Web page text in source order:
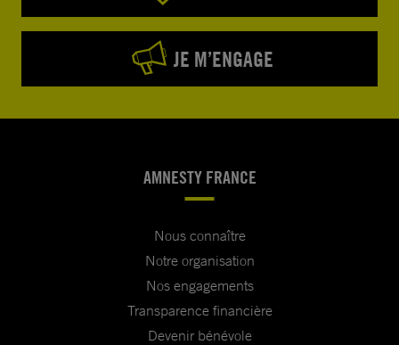
JE M’ENGAGE
AMNESTY FRANCE
Nous connaître
Notre organisation
Nos engagements
Transparence financière
Devenir bénévole